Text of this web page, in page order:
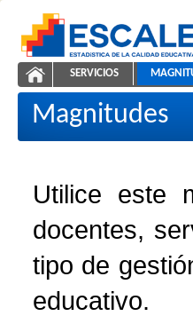
ESCALE - Unidad de
Magnitudes de la Educación
NAVEGACIÓN
SERVICIOS
Magnitudes
Utilice este
docentes,
tipo de
educativo.